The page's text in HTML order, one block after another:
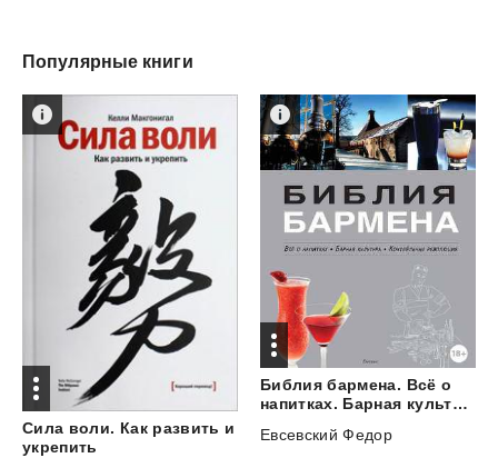
Популярные книги
Сила воли. Как развить и
укрепить
Библия бармена. Всё о
напитках. Барная культура. Коктейльная революция
Евсевский Федор